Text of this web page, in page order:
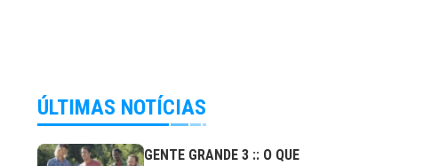
ÚLTIMAS NOTÍCIAS
GENTE GRANDE 3 :: O QUE